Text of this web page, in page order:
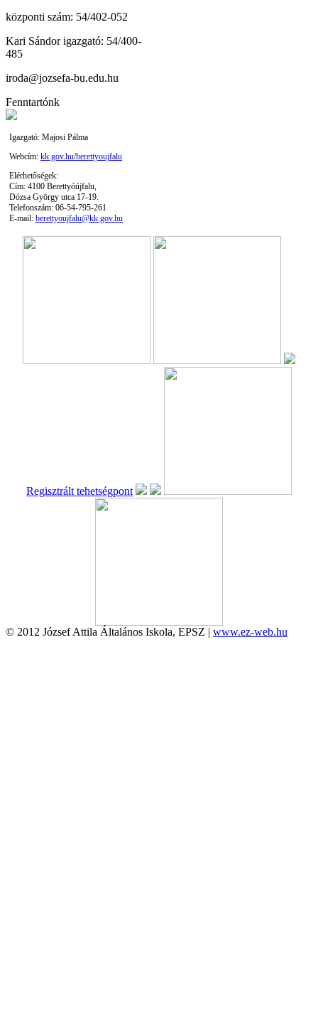
központi szám: 54/402-052
Kari Sándor igazgató: 54/400-
485
iroda@jozsefa-bu.edu.hu
Fenntartónk
Igazgató: Majosi Pálma
Webcím: kk.gov.hu/berettyoujfalu
Elérhetőségek:
Cím: 4100 Berettyóújfalu,
Dózsa György utca 17-19.
Telefonszám: 06-54-795-261
E-mail: berettyoujfalu@kk.gov.hu
Regisztrált tehetségpont
© 2012 József Attila Általános Iskola, EPSZ | www.ez-web.hu